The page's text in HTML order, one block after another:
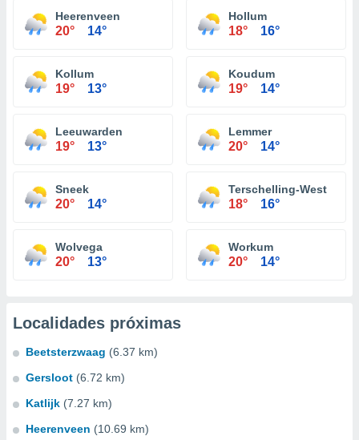
Heerenveen
20° 14°
Hollum
18° 16°
Kollum
19° 13°
Koudum
19° 14°
Leeuwarden
19° 13°
Lemmer
20° 14°
Sneek
20° 14°
Terschelling-West
18° 16°
Wolvega
20° 13°
Workum
20° 14°
Localidades próximas
Beetsterzwaag (6.37 km)
Gersloot (6.72 km)
Katlijk (7.27 km)
Heerenveen (10.69 km)